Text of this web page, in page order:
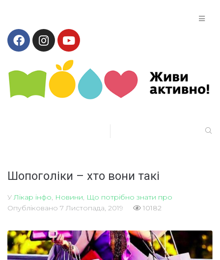
Шопоголіки – хто вони такі
У Лікар інфо Новини Що потрібно знати про
Опубліковано 7 Листопада, 2019 10182